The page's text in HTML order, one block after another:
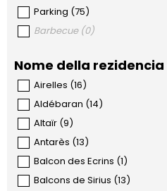
Parking (75)
Barbecue (0)
Nome della rezidencia
Airelles (16)
Aldébaran (14)
Altaïr (9)
Antarès (13)
Balcon des Ecrins (1)
Balcons de Sirius (13)